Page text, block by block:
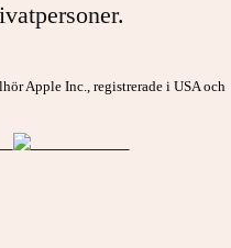
Apple Inc., registrerade i USA och